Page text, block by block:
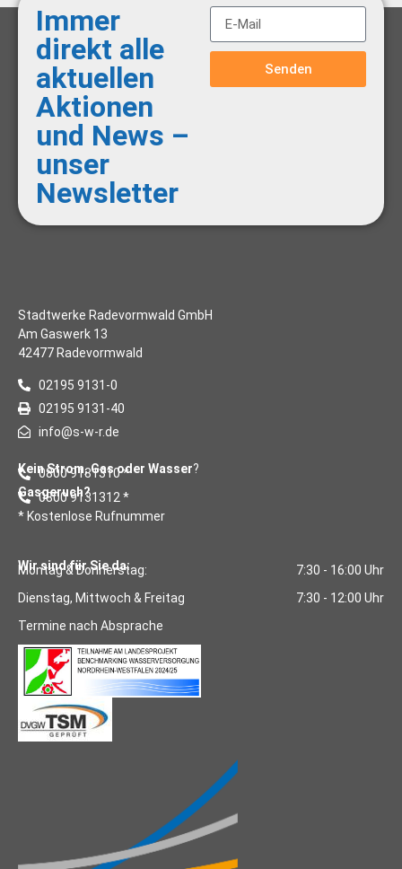
Immer
direkt alle
aktuellen
Aktionen
und News –
unser
Newsletter
Senden
Stadtwerke Radevormwald GmbH
Am Gaswerk 13
42477 Radevormwald
02195 9131-0
02195 9131-40
info@s-w-r.de
Kein Strom, Gas oder Wasser?
0800 9131310 *
Gasgeruch?
0800 9131312 *
* Kostenlose Rufnummer
Wir sind für Sie da:
Montag & Donnerstag:
7:30 - 16:00 Uhr
Dienstag, Mittwoch & Freitag
7:30 - 12:00 Uhr
Termine nach Absprache